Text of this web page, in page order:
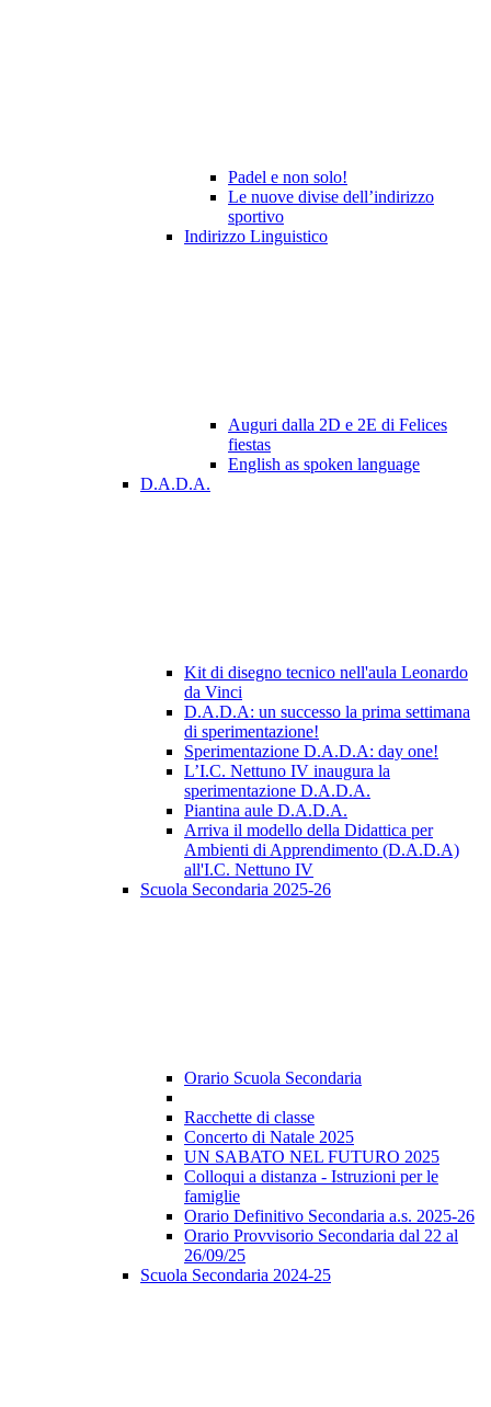
Padel e non solo!
Le nuove divise dell’indirizzo
sportivo
Indirizzo Linguistico
Auguri dalla 2D e 2E di Felices
fiestas
English as spoken language
D.A.D.A.
Kit di disegno tecnico nell'aula Leonardo
da Vinci
D.A.D.A: un successo la prima settimana
di sperimentazione!
Sperimentazione D.A.D.A: day one!
L’I.C. Nettuno IV inaugura la
sperimentazione D.A.D.A.
Piantina aule D.A.D.A.
Arriva il modello della Didattica per
Ambienti di Apprendimento (D.A.D.A)
all'I.C. Nettuno IV
Scuola Secondaria 2025-26
Orario Scuola Secondaria
Racchette di classe
Concerto di Natale 2025
UN SABATO NEL FUTURO 2025
Colloqui a distanza - Istruzioni per le
famiglie
Orario Definitivo Secondaria a.s. 2025-26
Orario Provvisorio Secondaria dal 22 al
26/09/25
Scuola Secondaria 2024-25